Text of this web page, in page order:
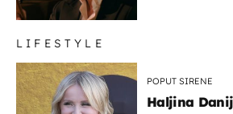
LIFESTYLE
POPUT SIRENE
Haljina